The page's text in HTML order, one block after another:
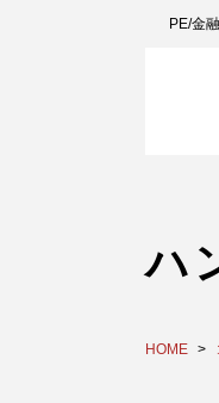
PE/金
ハ
HOME